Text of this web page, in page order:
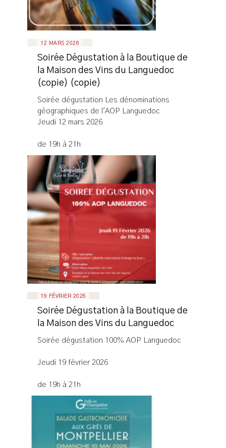
12 MARS 2026
Soirée Dégustation à la Boutique de
la Maison des Vins du Languedoc
(copie) (copie)
Soirée dégustation Les dénominations
géographiques de l'AOP Languedoc
Jeudi 12 mars 2026
de 19h à 21h
19 FÉVRIER 2026
Soirée Dégustation à la Boutique de
la Maison des Vins du Languedoc
Soirée dégustation 100% AOP Languedoc
Jeudi 19 février 2026
de 19h à 21h